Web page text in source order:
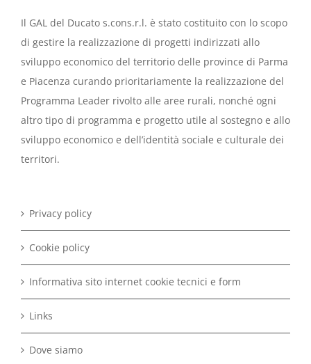
Il GAL del Ducato s.cons.r.l. è stato costituito con lo scopo
di gestire la realizzazione di progetti indirizzati allo
sviluppo economico del territorio delle province di Parma
e Piacenza curando prioritariamente la realizzazione del
Programma Leader rivolto alle aree rurali, nonché ogni
altro tipo di programma e progetto utile al sostegno e allo
sviluppo economico e dell’identità sociale e culturale dei
territori.
Privacy policy
Cookie policy
Informativa sito internet cookie tecnici e form
Links
Dove siamo